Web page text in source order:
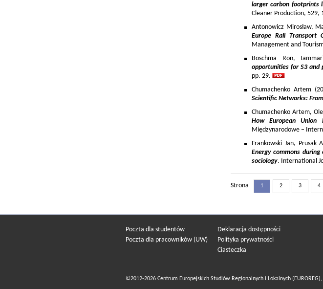
larger carbon footprints
Cleaner Production, 529,
Antonowicz Mirosław,
Europe Rail Transport
Management and
Boschma Ron,
opportunities for S3 and
pp. 29.
Chumachenko Artem
Scientific Networks:
Chumachenko Artem,
How European Union
Międzynarodowe –
Frankowski Jan, Prusak
Energy commons
sociology. International
Strona 1 2 3 4
Poczta dla studentów
Poczta dla pracowników (UW)
Deklaracja dostępności
Polityka prywatności
Ciasteczka
©2012-2026 Centrum Europejskich Studiów Regionalnych i Lokalnych